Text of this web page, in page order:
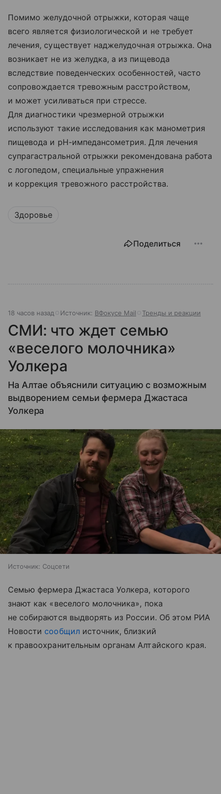
Помимо желудочной отрыжки, которая чаще
всего является физиологической и не требует
лечения, существует наджелудочная отрыжка. Она
возникает не из желудка, а из пищевода
вследствие поведенческих особенностей, часто
сопровождается тревожным расстройством,
и может усиливаться при стрессе.
Для диагностики чрезмерной отрыжки
используют такие исследования как манометрия
пищевода и pH-импедансометрия. Для лечения
супрагастральной отрыжки рекомендована работа
с логопедом, специальные упражнения
и коррекция тревожного расстройства.
Здоровье
Поделиться
18 часов назад Источник: ВФокусе Mail Тренды и реакции
СМИ: что ждет семью
«веселого молочника»
Уолкера
На Алтае объяснили ситуацию с возможным
выдворением семьи фермера Джастаса
Уолкера
Источник: Соцсети
Семью фермера Джастаса Уолкера, которого
знают как «веселого молочника», пока
не собираются выдворять из России. Об этом РИА
Новости сообщилисточник, близкий
к правоохранительным органам Алтайского края.